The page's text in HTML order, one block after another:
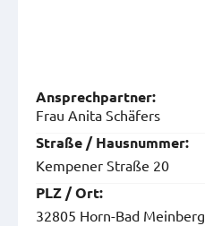
Ansprech­partner:
Frau Anita Schäfers
Straße / Hausnummer:
Kempener Straße 20
PLZ / Ort:
32805 Horn-Bad Meinberg